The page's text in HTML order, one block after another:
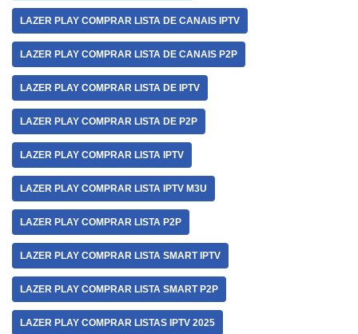
LAZER PLAY COMPRAR LISTA DE CANAIS IPTV
LAZER PLAY COMPRAR LISTA DE CANAIS P2P
LAZER PLAY COMPRAR LISTA DE IPTV
LAZER PLAY COMPRAR LISTA DE P2P
LAZER PLAY COMPRAR LISTA IPTV
LAZER PLAY COMPRAR LISTA IPTV M3U
LAZER PLAY COMPRAR LISTA P2P
LAZER PLAY COMPRAR LISTA SMART IPTV
LAZER PLAY COMPRAR LISTA SMART P2P
LAZER PLAY COMPRAR LISTAS IPTV 2025